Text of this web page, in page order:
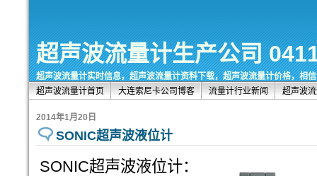
超声波流量计生产公司
超声波流量计实时信息，超声波流量计资料下载，超声波流量计价格，相
超声波流量计首页
大连索尼卡公司博客 流量计行业新闻 超声波
2014年1月20日
SONIC超声波液位计
SONIC超声波液位计：